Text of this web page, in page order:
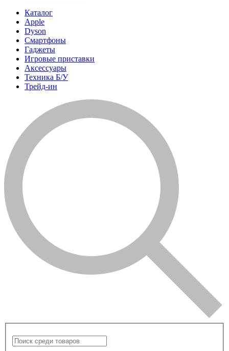
Каталог
Apple
Dyson
Смартфоны
Гаджеты
Игровые приставки
Аксессуары
Техника Б/У
Трейд-ин